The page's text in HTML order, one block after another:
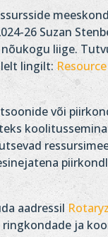
26 Suzan
liige.
lingilt:
või
aadressil
ja